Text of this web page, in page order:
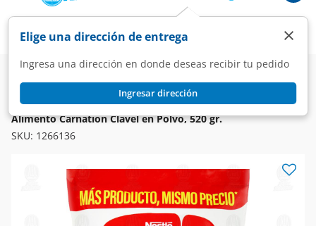
Elige una dirección de entrega
Ingresa una dirección en donde deseas recibir tu pedido
Ingresar dirección
×
Super Alimentos
Lácteos
Leche Condensada y Evaporada
CARNATION
Alimento Carnation Clavel en Polvo, 520 gr.
SKU: 1266136